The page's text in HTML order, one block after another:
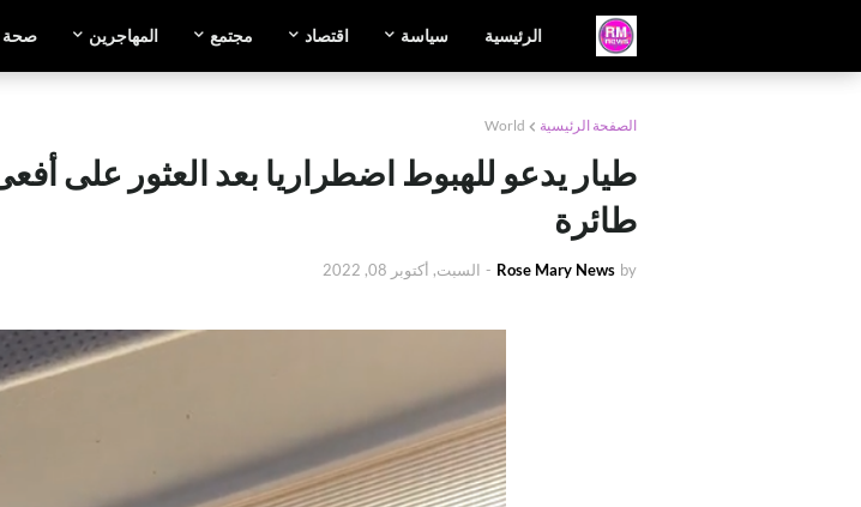
الرئيسية سياسة اقتصاد مجتمع المهاجرين صحة
الصفحة الرئيسية World
طيار يدعو للهبوط اضطراريا بعد العثور على
طائرة
by
Rose Mary News
- السبت, أكتوبر 08, 2022